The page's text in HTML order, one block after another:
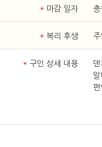
* 마감 일자
* 복리 후생
* 구인 상세 내용